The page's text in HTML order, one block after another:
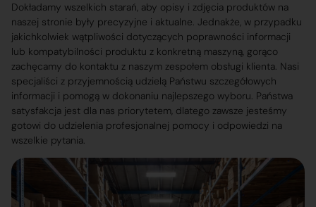
Dokładamy wszelkich starań, aby opisy i zdjęcia produktów na
naszej stronie były precyzyjne i aktualne. Jednakże, w przypadku
jakichkolwiek wątpliwości dotyczących poprawności informacji
lub kompatybilności produktu z konkretną maszyną, gorąco
zachęcamy do kontaktu z naszym zespołem obsługi klienta. Nasi
specjaliści z przyjemnością udzielą Państwu szczegółowych
informacji i pomogą w dokonaniu najlepszego wyboru. Państwa
satysfakcja jest dla nas priorytetem, dlatego zawsze jesteśmy
gotowi do udzielenia profesjonalnej pomocy i odpowiedzi na
wszelkie pytania.